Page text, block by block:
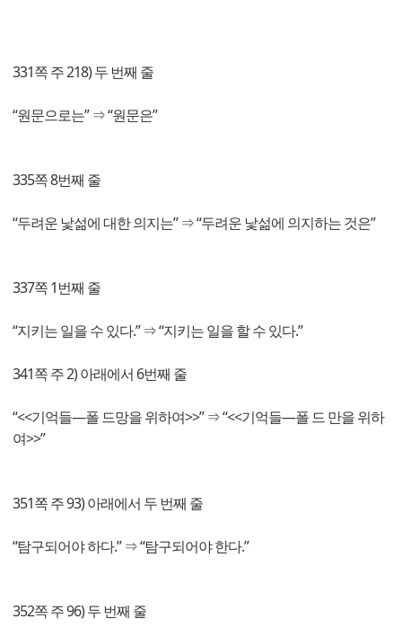
331쪽 주 218) 두 번째 줄
“원문으로는” ⇒ “원문은”
335쪽 8번째 줄
“두려운 낯섦에 대한 의지는” ⇒ “두려운 낯섦에 의지하는 것은”
337쪽 1번째 줄
“지키는 일을 수 있다.” ⇒ “지키는 일을 할 수 있다.”
341쪽 주 2) 아래에서 6번째 줄
“<<기억들―폴 드망을 위하여>>” ⇒ “<<기억들―폴 드 만을 위하
여>>”
351쪽 주 93) 아래에서 두 번째 줄
“탐구되어야 하다.” ⇒ “탐구되어야 한다.”
352쪽 주 96) 두 번째 줄